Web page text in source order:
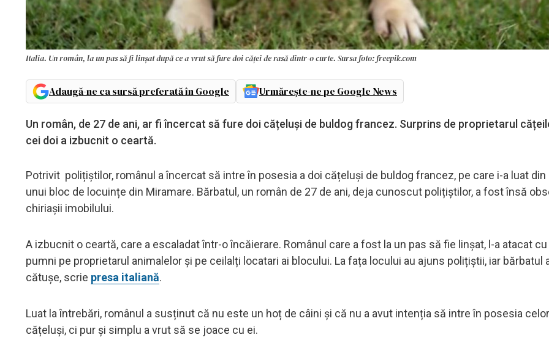
Italia. Un român, la un pas să fi linșat după ce a vrut să fure doi căței de rasă dintr-o curte. Sursa foto: freepik.com
Adaugă-ne ca sursă preferată în Google Urmărește-ne pe Google News
Un român, de 27 de ani, ar fi încercat să fure doi cățeluși de buldog francez. Surprins de proprietarul
cei doi a izbucnit o ceartă.
Potrivit polițiștilor, românul a încercat să intre în posesia a doi cățeluși de buldog francez, pe care i-a luat din
unui bloc de locuințe din Miramare. Bărbatul, un român de 27 de ani, deja cunoscut polițiștilor, a fost însă
chiriașii imobilului.
A izbucnit o ceartă, care a escaladat într-o încăierare. Românul care a fost la un pas să fie linșat, l-a atacat
pumni pe proprietarul animalelor și pe ceilalți locatari ai blocului. La fața locului au ajuns polițiștii, iar bărbatul
cătușe, scrie presa italiană.
Luat la întrebări, românul a susținut că nu este un hoț de câini și că nu a avut intenția să intre în posesia
cățeluși, ci pur și simplu a vrut să se joace cu ei.